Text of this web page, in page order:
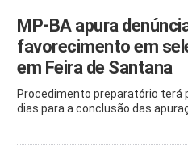
MP-BA apura
favorecimento em
em Feira de Santana
Procedimento preparatório terá
dias para a conclusão das